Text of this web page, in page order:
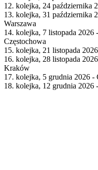
12. kolejka, 24 października
13. kolejka, 31 października
Warszawa
14. kolejka, 7 listopada
Częstochowa
15. kolejka, 21 listopada
16. kolejka, 28 listopada
Kraków
17. kolejka, 5 grudnia 2026
18. kolejka, 12 grudnia 2026